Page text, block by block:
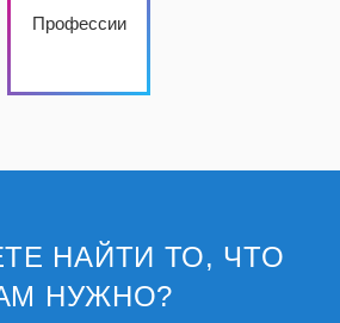
Профессии
НАЙТИ ТО, ЧТО
НУЖНО?